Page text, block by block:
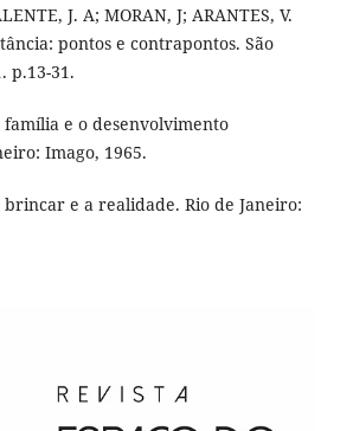
J. A; MORAN, J; ARANTES, V.
pontos e contrapontos. São
p.13-31.
família e o desenvolvimento
Imago, 1965.
brincar e a realidade. Rio de Janeiro: